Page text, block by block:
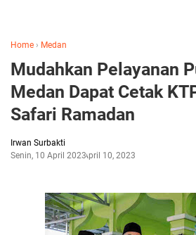
Home › Medan
Mudahkan Pelayanan
Medan Dapat Cetak
Safari Ramadan
Irwan Surbakti
Senin, 10 April 2023April 10, 2023